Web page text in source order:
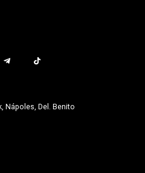
Nápoles, Del. Benito